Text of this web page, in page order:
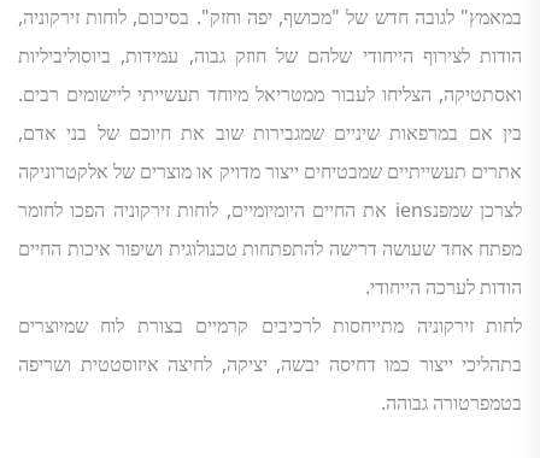
במאמץ" לגובה חדש של "מכושף, יפה וחזק". בסיכום, לוחות זירקוניה,
הודות לצירוף הייחודי שלהם של חוזק גבוה, עמידות, ביוסוליביליות
ואסתטיקה, הצליחו לעבור ממטריאל מיוחד תעשייתי ליישומים רבים.
בין אם במרפאות שיניים שמגבירות שוב את חיוכם של בני אדם,
אתרים תעשייתיים שמבטיחים ייצור מדויק או מוצרים של אלקטרוניקה
לצרכן שמפנiens את החיים היומיומיים, לוחות זירקוניה הפכו לחומר
מפתח אחד שעושה דרישה להתפתחות טכנולוגית ושיפור איכות החיים
הודות לערכה הייחודי.
לחות זירקוניה מתייחסות לרכיבים קרמיים בצורת לוח שמיוצרים
בתהליכי ייצור כמו דחיסה יבשה, יציקה, לחיצה איזוסטטית ושריפה
בטמפרטורה גבוהה.